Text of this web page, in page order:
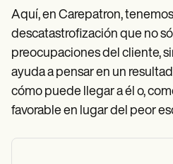
Aquí, en Carepatron,
descatastrofización que no
preocupaciones del cliente,
ayuda a pensar en un
cómo puede llegar a él o,
favorable en lugar del peor